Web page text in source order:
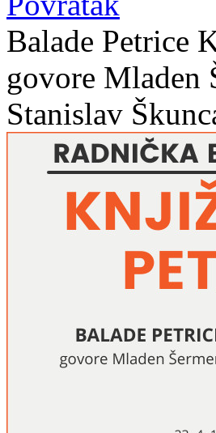
Balade Petrice
govore Mladen
Stanislav